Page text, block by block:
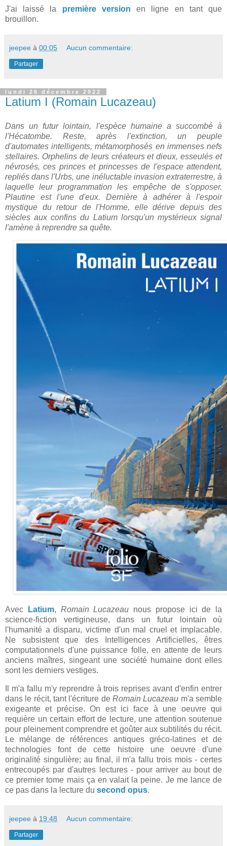
J'ai laissé la première version en ligne en tant que
brouillon.
jeepee à 00:05 Aucun commentaire:
Partager
lundi 26 décembre 2022
Latium I (Romain Lucazeau)
Dans un futur lointain, l'espèce humaine a succombé à
l'Hécatombe. Reste, après l'extinction, un peuple
d'automates intelligents, métamorphosés en immenses nefs
stellaires. Orphelins de leurs créateurs et dieux, esseulés et
névrosés, ces princes et princesses de l'espace attendent,
repliés dans l'Urbs, une inéluctable invasion extraterrestre, à
laquelle leur programmation les empêche de s'opposer.
Plautine est l'une d'eux. Dernière à adhérer à l'espoir
mystique du retour de l'Homme, elle dérive depuis des
siècles aux confins du Latium lorsqu'un mystérieux signal
l'amène à reprendre sa quête.
Avec Latium, Romain Lucazeau nous propose ici de la
science-fiction vertigineuse, dans un futur lointain où
l'humanité a disparu, victime d'un mal cruel et implacable.
Ne subsistent que des Intelligences Artificielles, êtres
computationnels d'une puissance folle, en attente de leurs
anciens maîtres, singeant une société humaine dont elles
sont les derniers vestiges.
Il m'a fallu m'y reprendre à trois reprises avant d'enfin entrer
dans le récit, tant l'écriture de Romain Lucazeau m'a semble
exigeante et précise. On est ici face à une oeuvre qui
requière un certain effort de lecture, une attention soutenue
pour pleinement comprendre et goûter aux subtilités du récit.
Le mélange de références antiques gréco-latines et de
technologies font de cette histoire une oeuvre d'une
originalité singulière; au final, il m'a fallu trois mois - certes
entrecoupés par d'autres lectures - pour arriver au bout de
ce premier tome mais ça en valait la peine. Je me lance de
ce pas dans la lecture du second opus.
jeepee à 19:48 Aucun commentaire:
Partager